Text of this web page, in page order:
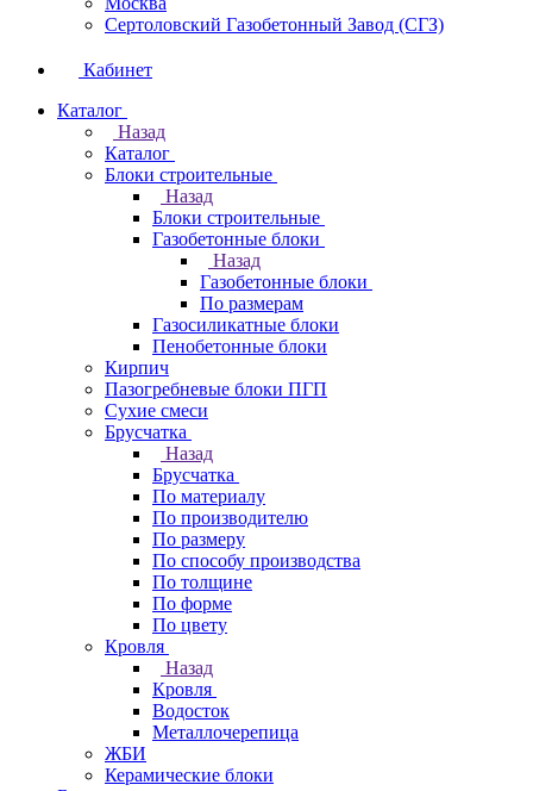
Сертоловский Газобетонный Завод (СГЗ)
Кабинет
Каталог
Назад
Каталог
Блоки строительные
Назад
Блоки строительные
Газобетонные блоки
Назад
Газобетонные блоки
По размерам
Газосиликатные блоки
Пенобетонные блоки
Кирпич
Пазогребневые блоки ПГП
Сухие смеси
Брусчатка
Назад
Брусчатка
По материалу
По производителю
По размеру
По способу производства
По толщине
По форме
По цвету
Кровля
Назад
Кровля
Водосток
Металлочерепица
ЖБИ
Керамические блоки